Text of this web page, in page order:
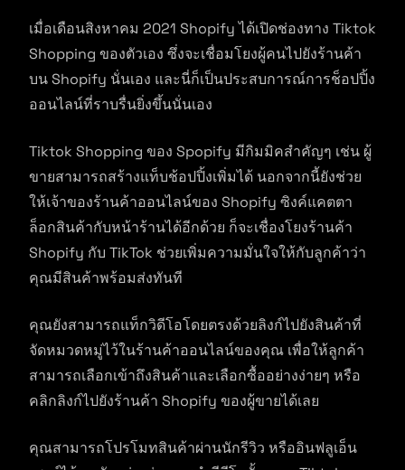
เมื่อเดือนสิงหาคม 2021 Shopify ได้เปิดช่องทาง Tiktok
Shopping ของตัวเอง ซึ่งจะเชื่อมโยงผู้คนไปยังร้านค้า
บน Shopify นั่นเอง และนี่ก็เป็นประสบการณ์การช็อปปิ้ง
ออนไลน์ที่ราบรื่นยิ่งขึ้นนั่นเอง
Tiktok Shopping ของ Spopify มีกิมมิคสำคัญๆ เช่น ผู้
ขายสามารถสร้างแท็บช้อปปิ้งเพิ่มได้ นอกจากนี้ยังช่วย
ให้เจ้าของร้านค้าออนไลน์ของ Shopify ซิงค์แคตตา
ล็อกสินค้ากับหน้าร้านได้อีกด้วย ก็จะเชื่องโยงร้านค้า
Shopify กับ TikTok ช่วยเพิ่มความมั่นใจให้กับลูกค้าว่า
คุณมีสินค้าพร้อมส่งทันที
คุณยังสามารถแท็กวิดีโอโดยตรงด้วยลิงก์ไปยังสินค้าที่
จัดหมวดหมู่ไว้ในร้านค้าออนไลน์ของคุณ เพื่อให้ลูกค้า
สามารถเลือกเข้าถึงสินค้าและเลือกซื้ออย่างง่ายๆ หรือ
คลิกลิงก์ไปยังร้านค้า Shopify ของผู้ขายได้เลย
คุณสามารถโปรโมทสินค้าผ่านนักรีวิว หรืออินฟลูเอ็น